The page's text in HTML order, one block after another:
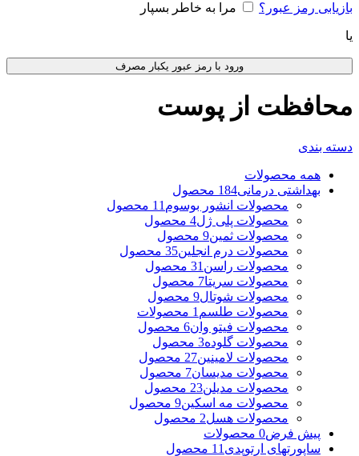
بازیابی رمز عبور؟ مرا به خاطر بسپار
یا
ورود با رمز عبور یکبار مصرف
محافظت از پوست
دسته بندی
همه محصولات
بهداشتی درمانی184 محصول
محصولات انشور بوسوم 11 محصول
محصولات پلی ژل4 محصول
محصولات ثمین9 محصول
محصولات درم انجلین35 محصول
محصولات راسن 31 محصول
محصولات سریتا7 محصول
محصولات شوتال9 محصول
محصولات طلسم 1 محصولات
محصولات فیتو وان6 محصول
محصولات گلوده3 محصول
محصولات لامینین27 محصول
محصولات مدیسان7 محصول
محصولات مدیلن23 محصول
محصولات مه اسکین9 محصول
محصولات هسل2 محصول
پیش فرض0 محصولات
ساپورتهای ارتوپدی 11 محصول